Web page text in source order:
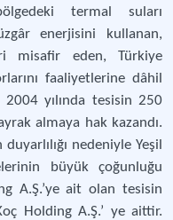
termal suları
enerjisini kullanan,
misafir eden, Türkiye
faaliyetlerine dâhil
yılında tesisin 250
almaya hak kazandı.
nedeniyle Yeşil
büyük çoğunluğu
A.Ş.’ye ait olan tesisin
Holding A.Ş.’ ye aittir.